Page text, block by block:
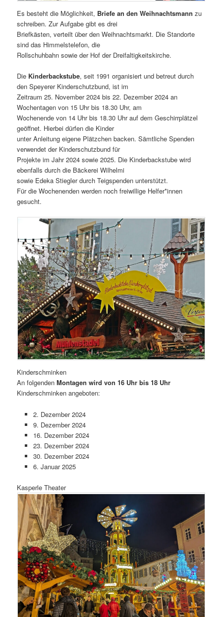
Es besteht die Möglichkeit, Briefe an den Weihnachtsmann zu
schreiben. Zur Aufgabe gibt es drei
Briefkästen, verteilt über den Weihnachtsmarkt. Die Standorte
sind das Himmelstelefon, die
Rollschuhbahn sowie der Hof der Dreifaltigkeitskirche.
Die Kinderbackstube, seit 1991 organisiert und betreut durch
den Speyerer Kinderschutzbund, ist im
Zeitraum 25. November 2024 bis 22. Dezember 2024 an
Wochentagen von 15 Uhr bis 18.30 Uhr, am
Wochenende von 14 Uhr bis 18.30 Uhr auf dem Geschirrplätzel
geöffnet. Hierbei dürfen die Kinder
unter Anleitung eigene Plätzchen backen. Sämtliche Spenden
verwendet der Kinderschutzbund für
Projekte im Jahr 2024 sowie 2025. Die Kinderbackstube wird
ebenfalls durch die Bäckerei Wilhelmi
sowie Edeka Stiegler durch Teigspenden unterstützt.
Für die Wochenenden werden noch freiwillige Helfer*innen
gesucht.
Kinderschminken
An folgendenMontagen wird von 16 Uhr bis 18 Uhr
Kinderschminken angeboten:
2. Dezember 2024
9. Dezember 2024
16. Dezember 2024
23. Dezember 2024
30. Dezember 2024
6. Januar 2025
Kasperle Theater